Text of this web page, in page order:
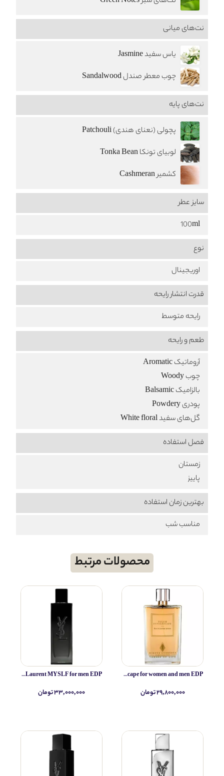
نت‌های میانی
یاس سفید Jasmine
چوب معطر صندل Sandalwood
نت‌های پایه
پچولی (نعنای هندی) Patchouli
لوبیای تونکا Tonka Bean
کشمیر Cashmeran
سایز عطر
100ml
نوع
اوریجینال
قدرت انتشار رایحه
رایحه متوسط
طعم‌ و رایحه
آروماتیک Aromatic
چوب Woody
بالزامیک Balsamic
پودری Powdery
گل‌های سفید White floral
فصل استفاده
زمستان
پاییز
بهترین زمان استفاده
مناسب شب
محصولات مرتبط
Simone Andreoli Tulum Junglescape for women and men EDP
۲۹,۸۰۰,۰۰۰ تومان
Yves Saint Laurent MYSLF for men EDP
۳۳,۰۰۰,۰۰۰ تومان